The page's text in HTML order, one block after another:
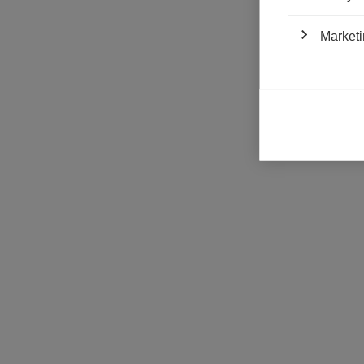
fabrication et
appuyer sur